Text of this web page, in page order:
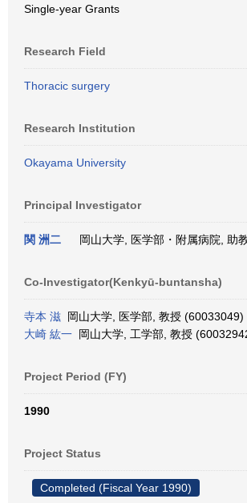
Single-year Grants
Research Field
Thoracic surgery
Research Institution
Okayama University
Principal Investigator
関 洲二 岡山大学, 医学部・附属病院, 助
Co-Investigator(Kenkyū-buntansha)
寺本 滋 岡山大学, 医学部, 教授 (60033049)
大崎 紘一 岡山大学, 工学部, 教授
Project Period (FY)
1990
Project Status
Completed (Fiscal Year 1990)